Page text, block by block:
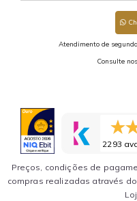
Atendimento de
Consulte
2293
Preços, condições de
compras realizadas através